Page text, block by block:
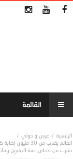
عربي و دولي
العالم يقترب من
تقترب من تخطي عتبة المليون وفاة